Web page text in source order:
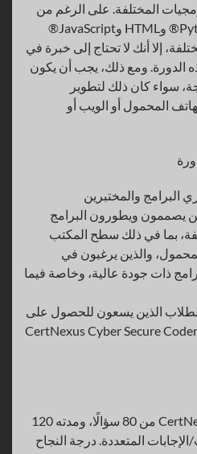
المختلفة. على الرغم من
أن هذه الدورة تستخدم Python® وHTML وJavaScript®
إلا أنك لا تحتاج إلى خبرة في
الدورة. ومع ذلك، يجب أن يكون
سواء كان ذلك لتطوير
المحمول أو الويب أو
البرامج والمختبرين
يصممون ويطورون البرامج
بما في ذلك سطح المكتب
والذين يرغبون في
ذات جودة عالية، وخاصة فيما
الذين يسعون للحصول على
شهادة CSC-210 في اختبار CertNexus Cyber Secure Coder
يتكون اختبار CertNexus CSC-210 من 80 سؤالًا، ومدته 120
المتعددة. درجة النجاح